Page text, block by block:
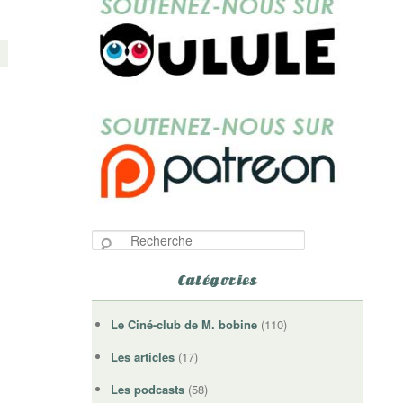
h
Catégories
Le Ciné-club de M. bobine (110)
Les articles (17)
Les podcasts (58)